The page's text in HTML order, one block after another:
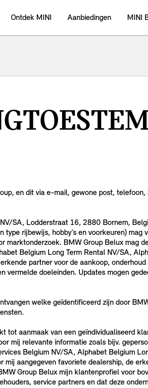
Ontdek MINI Aanbiedingen MINI
en dit via e-mail, gewone post,
SA, Lodderstraat 16, 2880 Bornem,
rijbewijs, hobby’s en voorkeuren)
BMW Group Belux mag
Belgium Long Term Rental NV/SA,
partner voor de aankoop,
doeleinden. Updates mogen
welke geïdentificeerd zijn door
tot aanmaak van een geïndividualiseerd
mij relevante informatie zoals bijv.
Belgium NV/SA, Alphabet Belgium
aangegeven favoriete dealership, de
Group Belux mijn klantenprofiel voor
service partners en dat deze